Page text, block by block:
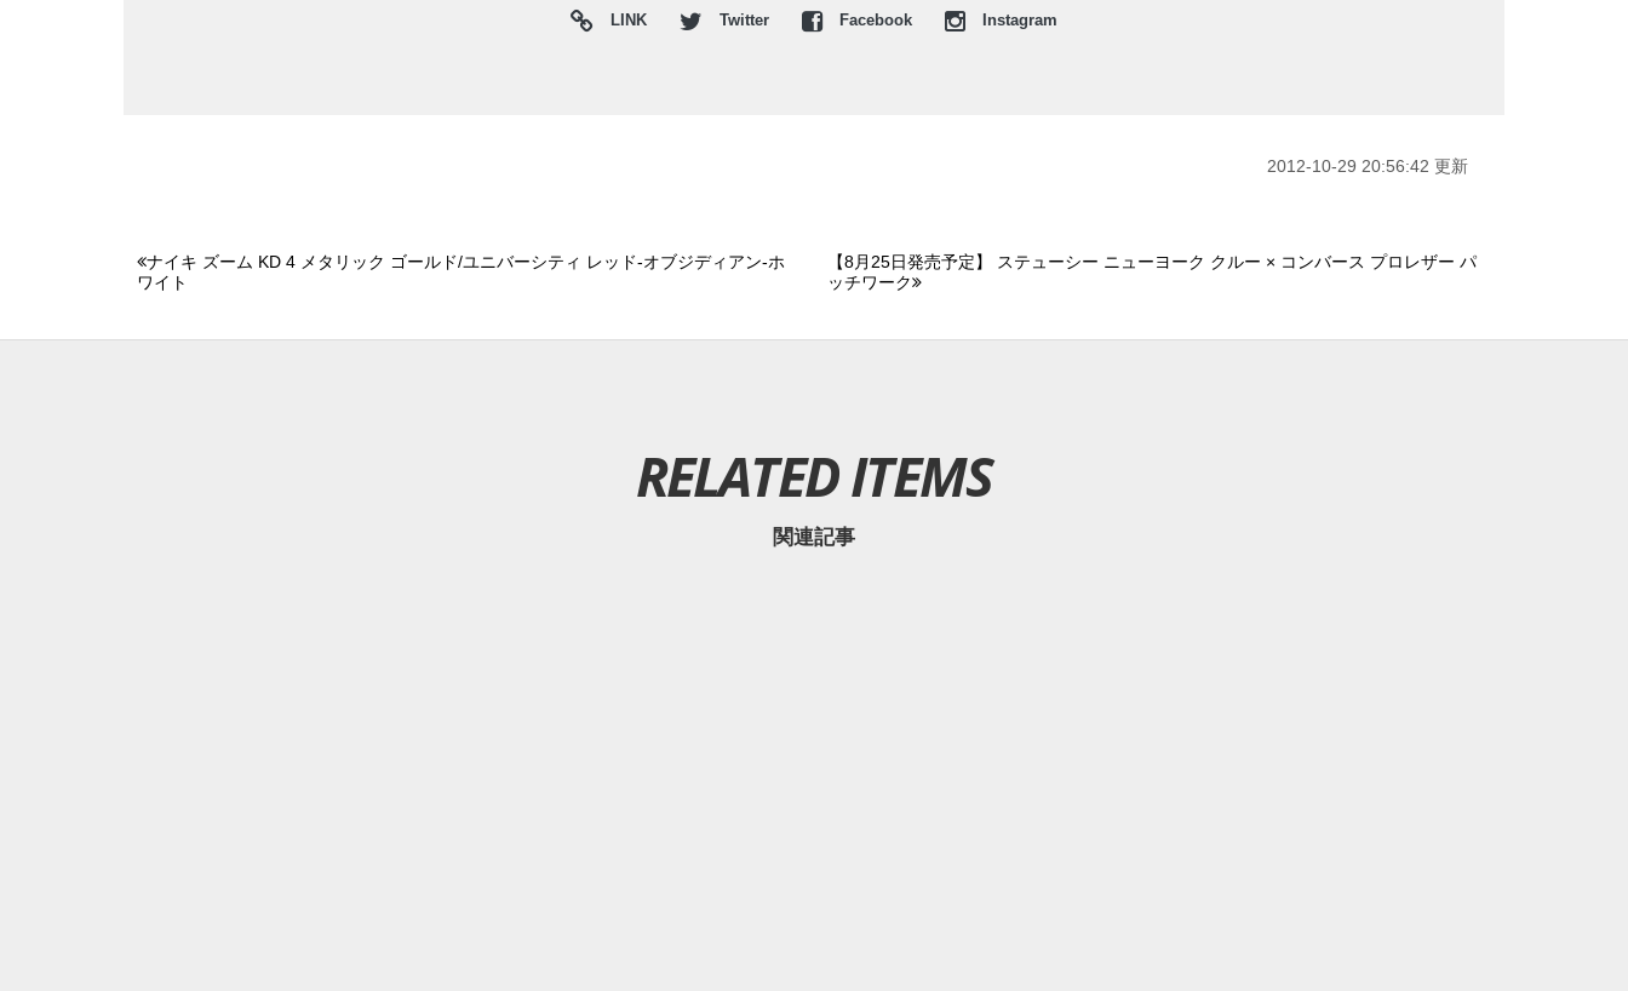
LINK Twitter Facebook Instagram
2012-10-29 20:56:42 更新
ナイキ ズーム KD 4 メタリック ゴールド/ユニバーシティ レッド-オブジディアン-ホ
ワイト
【8月25日発売予定】 ステューシー ニューヨーク クルー × コンバース プロレザー パ
ッチワーク
RELATED ITEMS
関連記事